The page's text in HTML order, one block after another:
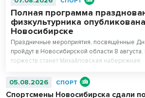
Полная программа
физкультурника
Новосибирске
Праздничные мероприятия, посвящённые
пройдут в Новосибирской области 8
торжеств станет Михайловская набережная.
05.08.2026 СПОРТ
Спортсмены Новосибирска сдали